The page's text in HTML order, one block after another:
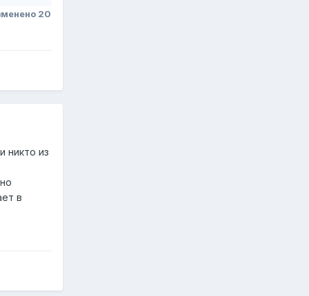
20
никто из
в